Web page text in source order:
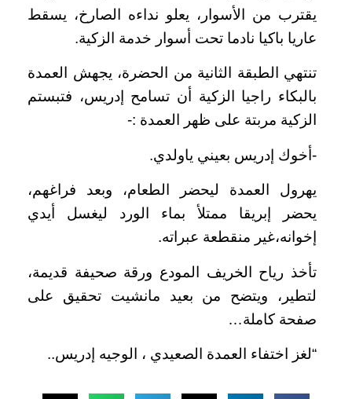
يقترب من الأسوار، يعلو نداءه الصارخ، يسقط
عاريا باكيا نادما تحت أسوار خدمة الزكية.
تنتهي الطبقة الثانية من الحضرة، يجهش العمدة
بالبكاء راجيا الزكية أن تسامح إدريس، فتبستم
الزكية مربتة على ظهر العمدة :-
-أخوك إدريس بعيني ياولدي.
يهرول العمدة ليحضر الطعام، وبعد فراغهم،
يحضر إبريقا ممتلأ بماء الورد ليغسل أيدي
إخوانه،غير منقطعة عبراته.
تأخذ رياح الخريف المودع ورقة صحيفة قديمة،
لتطير، ويتضح من بعيد مانشيت تحقيق على
صفحة كاملة…
“لغز اختفاء العمدة الصعيدي ، الوجيه إدريس..